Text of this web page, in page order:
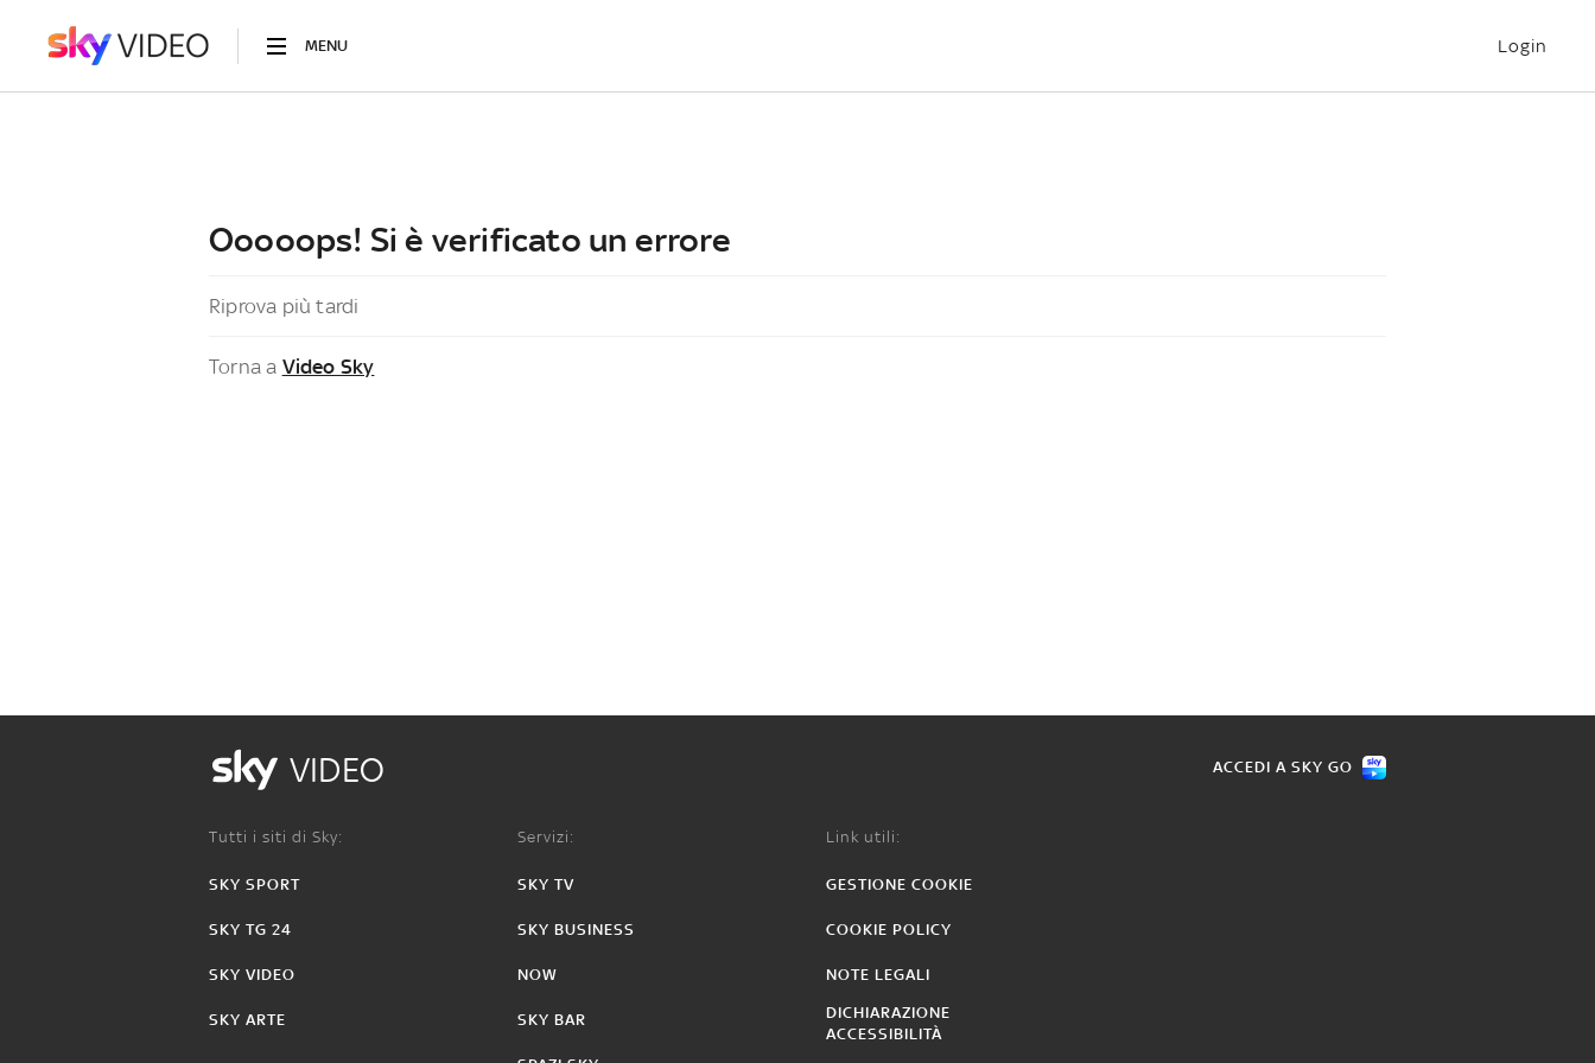
MENU Login
Ooooops! Si è verificato un errore
Riprova più tardi
Torna a Video Sky
VIDEO ACCEDI A SKY GO
Tutti i siti di Sky:
SKY SPORT
SKY TG 24
SKY VIDEO
SKY ARTE
Servizi:
SKY TV
SKY BUSINESS
NOW
SKY BAR
Link utili:
GESTIONE COOKIE
COOKIE POLICY
NOTE LEGALI
DICHIARAZIONE
ACCESSIBILITÀ